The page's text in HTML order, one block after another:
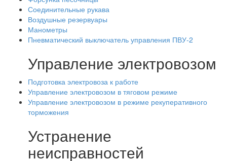
Соединительные рукава
Воздушные резервуары
Манометры
Пневматический выключатель управления ПВУ-2
Управление электровозом
Подготовка электровоза к работе
Управление электровозом в тяговом режиме
Управление электровозом в режиме рекуперативного
торможения
Устранение
неисправностей